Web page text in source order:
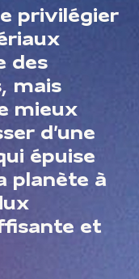
privilégier
des
mais
mieux
d’une
épuise
planète à
et